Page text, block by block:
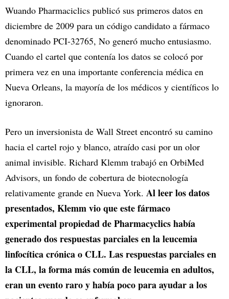
Wuando Pharmaciclics publicó sus primeros datos en
diciembre de 2009 para un código candidato a fármaco
denominado PCI-32765, No generó mucho entusiasmo.
Cuando el cartel que contenía los datos se colocó por
primera vez en una importante conferencia médica en
Nueva Orleans, la mayoría de los médicos y científicos lo
ignoraron.
Pero un inversionista de Wall Street encontró su camino
hacia el cartel rojo y blanco, atraído casi por un olor
animal invisible. Richard Klemm trabajó en OrbiMed
Advisors, un fondo de cobertura de biotecnología
relativamente grande en Nueva York. Al leer los datos
presentados, Klemm vio que este fármaco
experimental propiedad de Pharmacyclics había
generado dos respuestas parciales en la leucemia
linfocítica crónica o CLL. Las respuestas parciales en
la CLL, la forma más común de leucemia en adultos,
eran un evento raro y había poco para ayudar a los